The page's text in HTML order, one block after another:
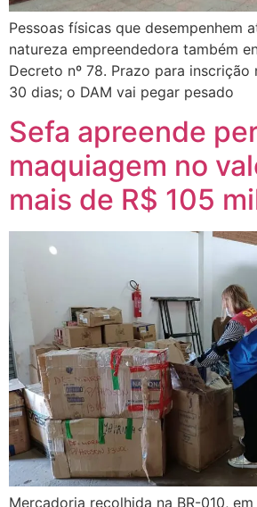
Pessoas físicas que desempenhem
natureza empreendedora também
Decreto nº 78. Prazo para
30 dias; o DAM vai pegar pesado
Sefa apreende
maquiagem no
mais de R$ 105
Mercadoria recolhida na BR-010,